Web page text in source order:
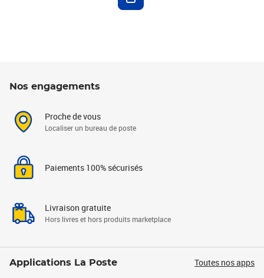
Nos engagements
Proche de vous
Localiser un bureau de poste
Paiements 100% sécurisés
Livraison gratuite
Hors livres et hors produits marketplace
Applications La Poste Toutes nos apps